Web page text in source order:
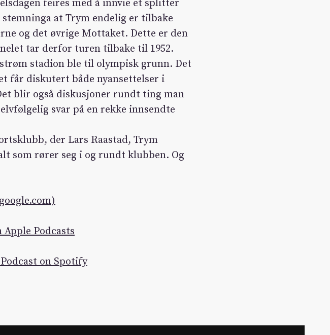
feires med å innvie et splitter
at Trym endelig er tilbake
og det øvrige Mottaket. Dette er den
tar derfor turen tilbake til 1952.
stadion ble til olympisk grunn. Det
får diskutert både nyansettelser i
blir også diskusjoner rundt ting man
svar på en rekke innsendte
der Lars Raastad, Trym
som rører seg i og rundt klubben. Og
Podcasts
on Spotify